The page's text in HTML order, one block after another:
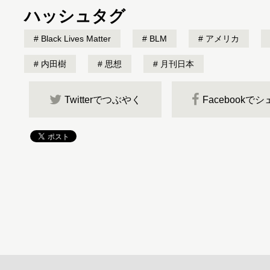
ハッシュタグ
Black Lives Matter BLM アメリカ
内田樹 思想 月刊日本
Twitterでつぶやく Facebookでシ